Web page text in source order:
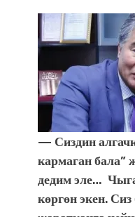
— Сиздин
кармаган бала”
дедим эле…
көргөн экен.